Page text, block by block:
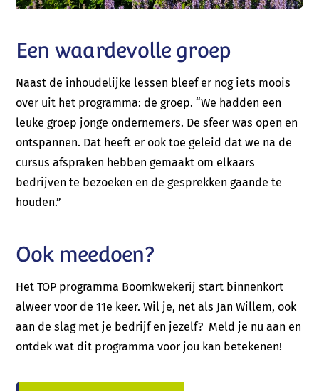
Een waardevolle groep
Naast de inhoudelijke lessen bleef er nog iets moois
over uit het programma: de groep. “We hadden een
leuke groep jonge ondernemers. De sfeer was open en
ontspannen. Dat heeft er ook toe geleid dat we na de
cursus afspraken hebben gemaakt om elkaars
bedrijven te bezoeken en de gesprekken gaande te
houden.”
Ook meedoen?
Het TOP programma Boomkwekerij start binnenkort
alweer voor de 11e keer. Wil je, net als Jan Willem, ook
aan de slag met je bedrijf en jezelf? Meld je nu aan en
ontdek wat dit programma voor jou kan betekenen!